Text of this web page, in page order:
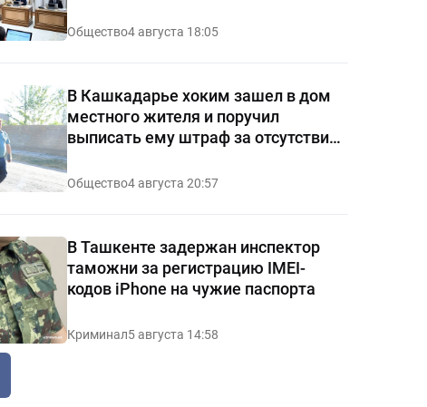
Общество4 августа 18:05
В Кашкадарье хоким зашел в дом
местного жителя и поручил
выписать ему штраф за отсутствие
чистоты — видео
Общество4 августа 20:57
В Ташкенте задержан инспектор
таможни за регистрацию IMEI-
кодов iPhone на чужие паспорта
Криминал5 августа 14:58